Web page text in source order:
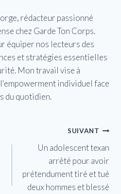
rédacteur passionné
chez Garde Ton Corps.
équiper nos lecteurs des
et stratégies essentielles
Mon travail vise à
individuel face
du quotidien.
SUIVANT
Un adolescent texan
arrêté pour avoir
prétendument tiré et tué
deux hommes et blessé